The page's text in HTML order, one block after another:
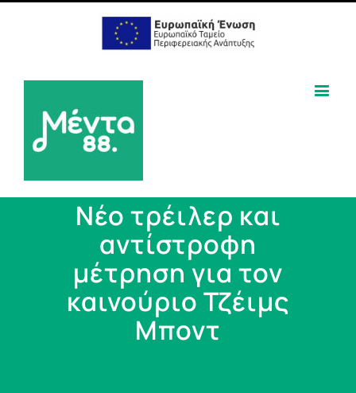
Νέο τρέιλερ και
αντίστροφη
μέτρηση για τον
καινούριο Τζέιμς
Μποντ